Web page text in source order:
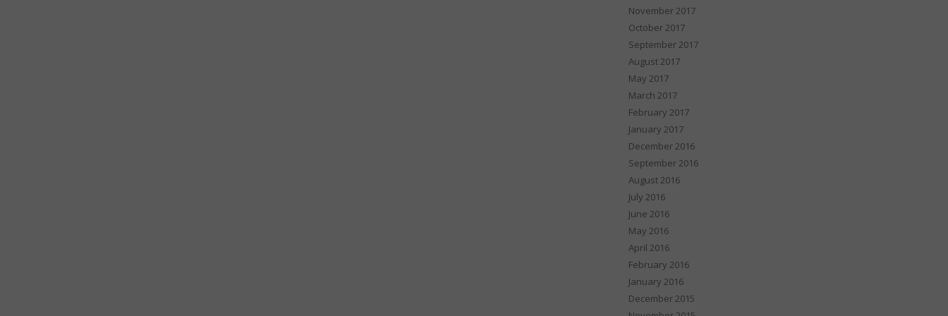
November 2017
October 2017
September 2017
August 2017
May 2017
March 2017
February 2017
January 2017
December 2016
September 2016
August 2016
July 2016
June 2016
May 2016
April 2016
February 2016
January 2016
December 2015